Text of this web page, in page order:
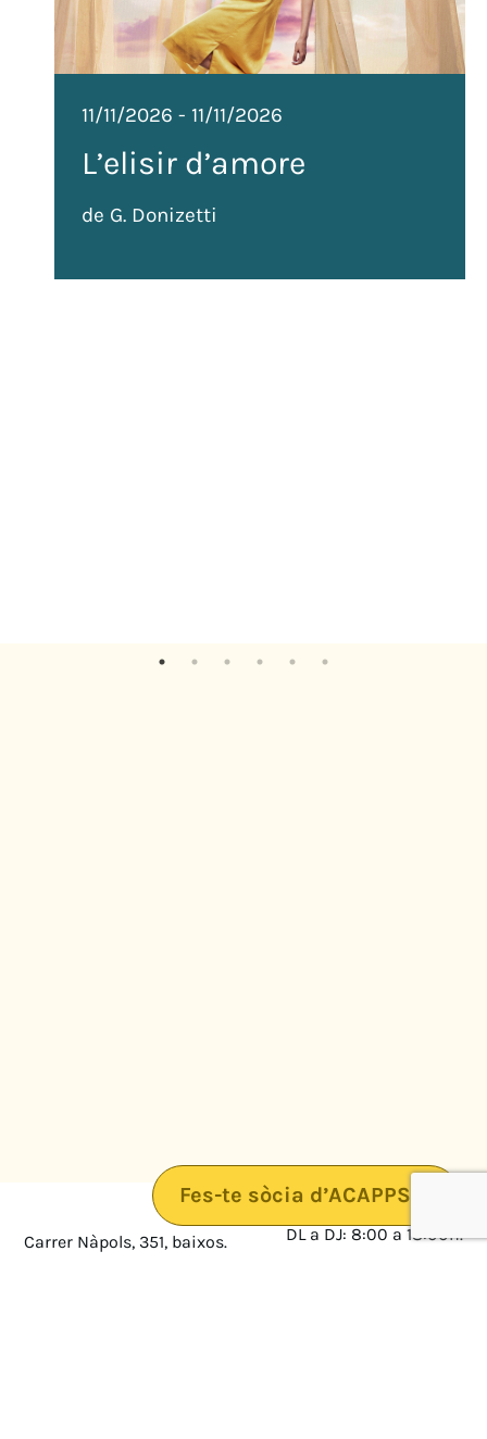
11/11/2026 - 11/11/2026
L’elisir d’amore
de G. Donizetti
Fes-te sòcia d’ACAPPS
Carrer Nàpols, 351, baixos.
08025 · Barcelona
DL a DJ: 8:00 a 18:00h.